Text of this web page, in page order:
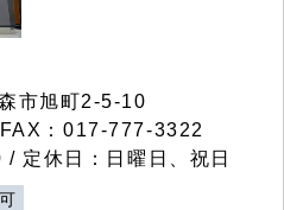
市旭町2-5-10
：017-777-3322
定休日：日曜日、祝日